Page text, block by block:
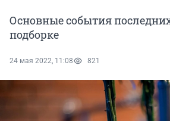
Основные события
подборке
24 мая 2022, 11:08 821